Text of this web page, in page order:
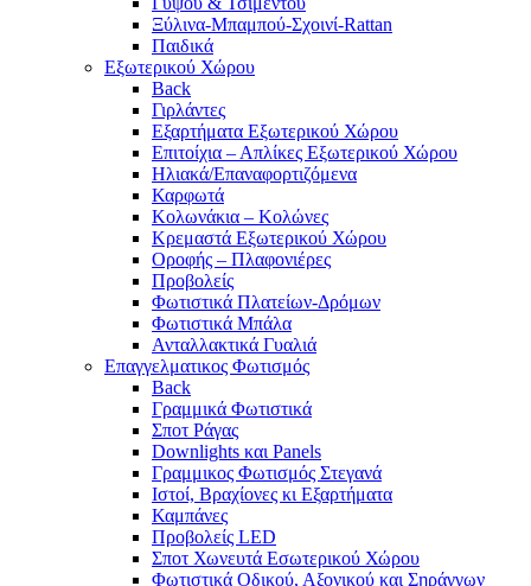
Ξύλινα-Μπαμπού-Σχοινί-Rattan
Παιδικά
Εξωτερικού Χώρου
Back
Γιρλάντες
Εξαρτήματα Εξωτερικού Χώρου
Επιτοίχια – Απλίκες Εξωτερικού Χώρου
Ηλιακά/Επαναφορτιζόμενα
Καρφωτά
Κολωνάκια – Κολώνες
Κρεμαστά Εξωτερικού Χώρου
Οροφής – Πλαφονιέρες
Προβολείς
Φωτιστικά Πλατείων-Δρόμων
Φωτιστικά Μπάλα
Ανταλλακτικά Γυαλιά
Επαγγελματικος Φωτισμός
Back
Γραμμικά Φωτιστικά
Σποτ Ράγας
Downlights και Panels
Γραμμικος Φωτισμός Στεγανά
Ιστοί, Βραχίονες κι Εξαρτήματα
Καμπάνες
Προβολείς LED
Σποτ Χωνευτά Εσωτερικού Χώρου
Φωτιστικά Οδικού, Αξονικού και Σηράγγων